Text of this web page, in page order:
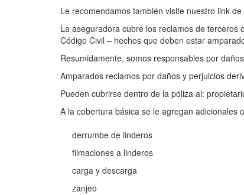
Le recomendamos también visite nuestro link
La aseguradora cubre los reclamos de
Código Civil – hechos que deben estar
Resumidamente, somos responsables por
Amparados reclamos por daños y perjuicios
Pueden cubrirse dentro de la póliza al:
A la cobertura básica se le agregan adicionales
derrumbe de linderos
filmaciones a linderos
carga y descarga
zanjeo